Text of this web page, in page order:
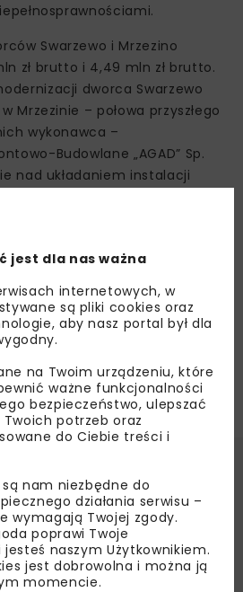
Swarzewo i Mrzezino
zł brutto i 4,49 mln zł brutto.
dworca Swarzewo
Mrzezinie – połowa przyszłego
wykonawca –
Budowlane „AGAD” Sp.
nad układaniem instalacji
i teletechnicznych zarówno
budynku. Natomiast
robót
firma 3JM Michał
dzień. Inwestorem w obydwóch
Koleje Państwowe S.A.
projektowych dla
dworców zostało dofinansowane
Programu Operacyjnego
DWORZEC MRZEZINO
KOLEJ PKP
jest dla nas ważna
internetowych, w
są pliki cookies oraz
aby nasz portal był dla
na Twoim urządzeniu, które
ważne funkcjonalności
bezpieczeństwo, ulepszać
potrzeb oraz
do Ciebie treści i
nam niezbędne do
działania serwisu –
wymagają Twojej zgody.
poprawi Twoje
naszym Użytkownikiem.
jest dobrowolna i można ją
momencie.